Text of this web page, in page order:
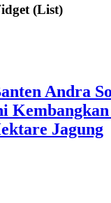
(List)
Andra
Jagung